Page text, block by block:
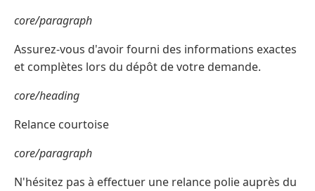
core/paragraph
Assurez-vous d'avoir fourni des informations exactes
et complètes lors du dépôt de votre demande.
core/heading
Relance courtoise
core/paragraph
N'hésitez pas à effectuer une relance polie auprès du